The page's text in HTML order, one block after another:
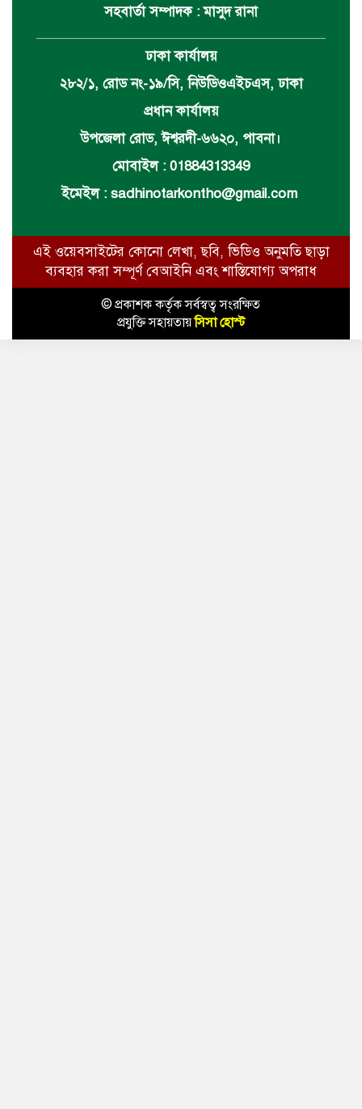
সহবার্তা সম্পাদক : মাসুদ রানা
ঢাকা কার্যালয়
২৮২/১, রোড নং-১৯/সি, নিউডিওএইচএস, ঢাকা
প্রধান কার্যালয়
উপজেলা রোড, ঈশ্বরদী-৬৬২০, পাবনা।
মোবাইল : 01884313349
ইমেইল : sadhinotarkontho@gmail.com
এই ওয়েবসাইটের কোনো লেখা, ছবি, ভিডিও অনুমতি ছাড়া
ব্যবহার করা সম্পূর্ণ বেআইনি এবং শাস্তিযোগ্য অপরাধ
© প্রকাশক কর্তৃক সর্বস্বত্ব সংরক্ষিত
প্রযুক্তি সহায়তায়সিসা হোস্ট